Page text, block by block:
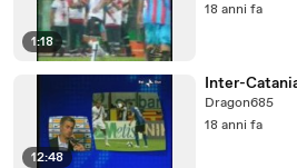
1:18
18 anni fa
12:48
Inter-
Dragon685
18 anni fa